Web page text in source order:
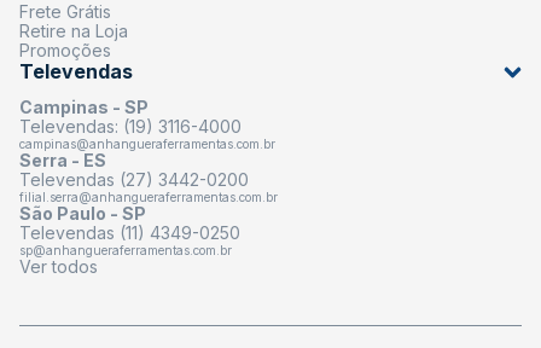
Frete Grátis
Retire na Loja
Promoções
Televendas
Campinas - SP
Televendas: (19) 3116-4000
campinas@anhangueraferramentas.com.br
Serra - ES
Televendas (27) 3442-0200
filial.serra@anhangueraferramentas.com.br
São Paulo - SP
Televendas (11) 4349-0250
sp@anhangueraferramentas.com.br
Ver todos